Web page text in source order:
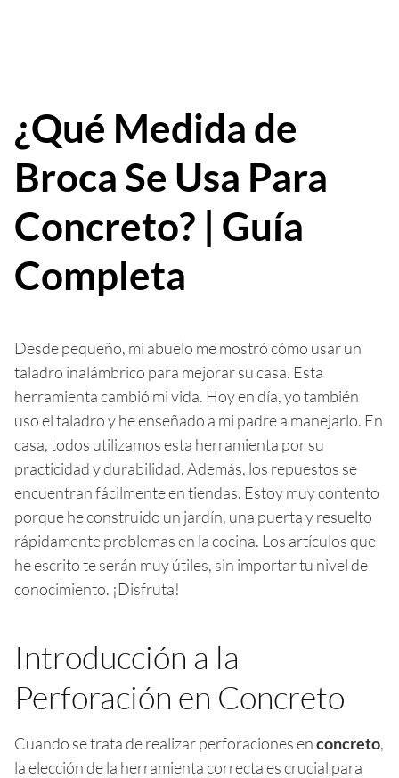
¿Qué Medida de
Broca Se Usa Para
Concreto? | Guía
Completa
Desde pequeño, mi abuelo me mostró cómo usar un
taladro inalámbrico para mejorar su casa. Esta
herramienta cambió mi vida. Hoy en día, yo también
uso el taladro y he enseñado a mi padre a manejarlo. En
casa, todos utilizamos esta herramienta por su
practicidad y durabilidad. Además, los repuestos se
encuentran fácilmente en tiendas. Estoy muy contento
porque he construido un jardín, una puerta y resuelto
rápidamente problemas en la cocina. Los artículos que
he escrito te serán muy útiles, sin importar tu nivel de
conocimiento. ¡Disfruta!
Introducción a la
Perforación en Concreto
Cuando se trata de realizar perforaciones enconcreto,
la elección de la herramienta correcta es crucial para